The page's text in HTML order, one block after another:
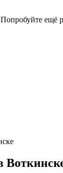
ещё